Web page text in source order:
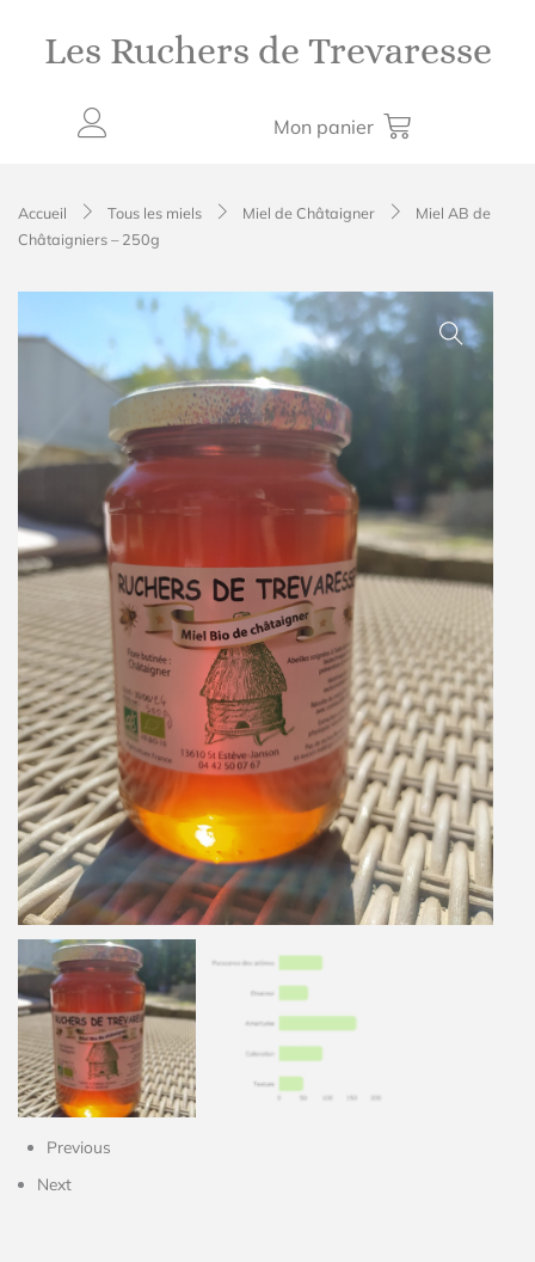
contenuLes Ruchers de Trevaresse
Mon panier
Accueil Tous les miels Miel de Châtaigner
Miel AB de
Châtaigniers – 250g
Previous
Next